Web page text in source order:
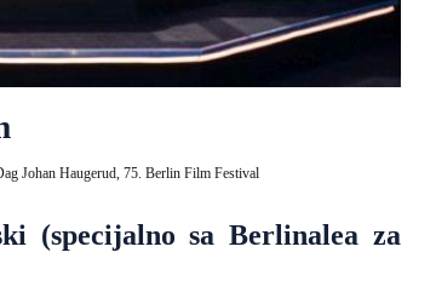
Johan Haugerud, 75. Berlin Film Festival
(specijalno sa Berlinalea za